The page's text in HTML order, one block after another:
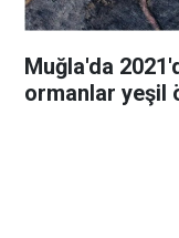
Muğla'da
ormanlar yeşil